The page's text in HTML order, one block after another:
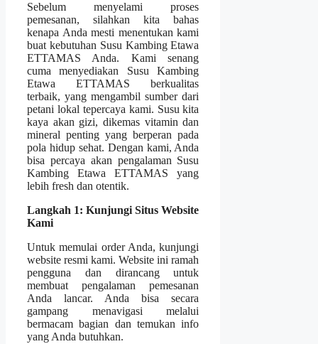
Sebelum menyelami proses
pemesanan, silahkan kita bahas
kenapa Anda mesti menentukan kami
buat kebutuhan Susu Kambing Etawa
ETTAMAS Anda. Kami senang
cuma menyediakan Susu Kambing
Etawa ETTAMAS berkualitas
terbaik, yang mengambil sumber dari
petani lokal tepercaya kami. Susu kita
kaya akan gizi, dikemas vitamin dan
mineral penting yang berperan pada
pola hidup sehat. Dengan kami, Anda
bisa percaya akan pengalaman Susu
Kambing Etawa ETTAMAS yang
lebih fresh dan otentik.
Langkah 1: Kunjungi Situs Website
Kami
Untuk memulai order Anda, kunjungi
website resmi kami. Website ini ramah
pengguna dan dirancang untuk
membuat pengalaman pemesanan
Anda lancar. Anda bisa secara
gampang menavigasi melalui
bermacam bagian dan temukan info
yang Anda butuhkan.